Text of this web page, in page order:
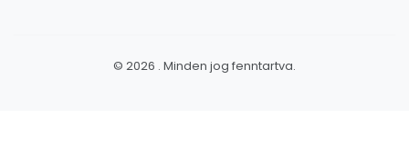
© 2026 . Minden jog fenntartva.